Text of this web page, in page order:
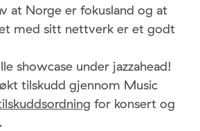
at Norge er fokusland og at
med sitt nettverk er et godt
showcase under jazzahead!
tilskudd gjennom Music
for konsert og